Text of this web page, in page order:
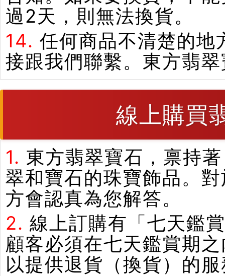
過2天，則無法換貨。
14. 任何商品不清楚的地
接跟我們聯繫。東方翡
線上購買
1. 東方翡翠寶石，禀持
翠和寶石的珠寶飾品。
方會認真為您解答。
2. 線上訂購有「七天鑑
顧客必須在七天鑑賞期
以提供退貨（換貨）的